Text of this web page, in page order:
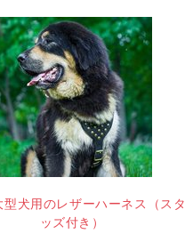
型犬用のレザーハーネス（スタ
ッズ付き）